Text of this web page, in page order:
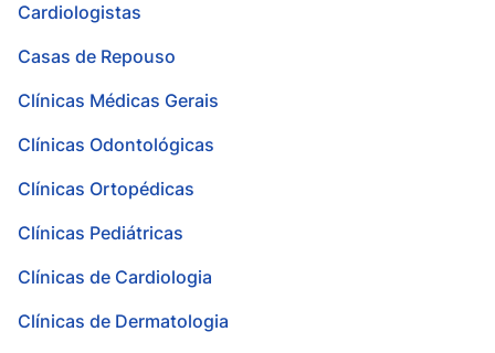
Cardiologistas
Casas de Repouso
Clínicas Médicas Gerais
Clínicas Odontológicas
Clínicas Ortopédicas
Clínicas Pediátricas
Clínicas de Cardiologia
Clínicas de Dermatologia